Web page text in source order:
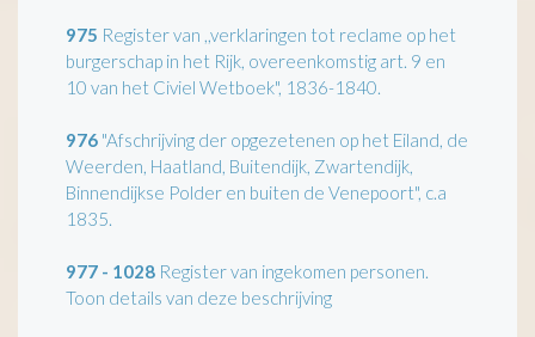
975 Register van ,,verklaringen tot reclame op het
burgerschap in het Rijk, overeenkomstig art. 9 en
10 van het Civiel Wetboek", 1836-1840.
976 "Afschrijving der opgezetenen op het Eiland, de
Weerden, Haatland, Buitendijk, Zwartendijk,
Binnendijkse Polder en buiten de Venepoort", c.a
1835.
977 - 1028 Register van ingekomen personen.
Toon details van deze beschrijving